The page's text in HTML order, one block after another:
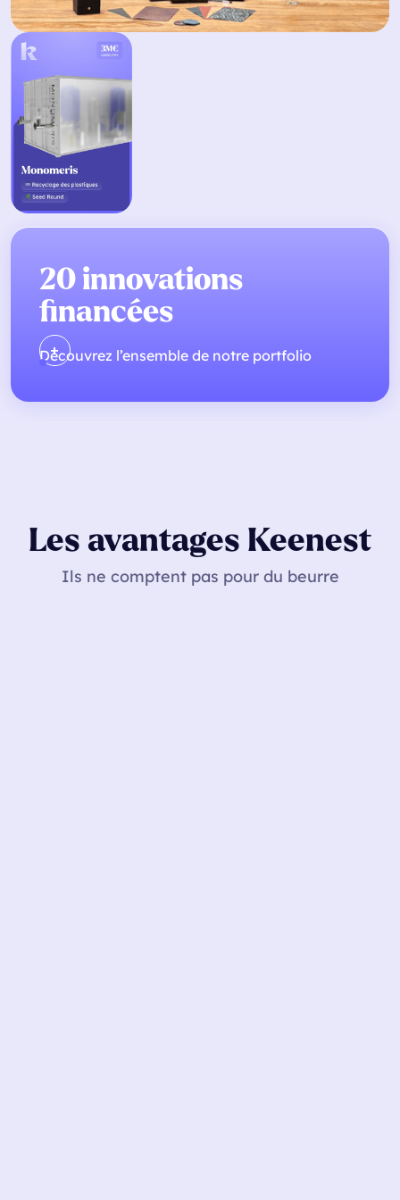
20 innovations
financées
Découvrez l’ensemble de notre portfolio
Les avantages Keenest
Ils ne comptent pas pour du beurre